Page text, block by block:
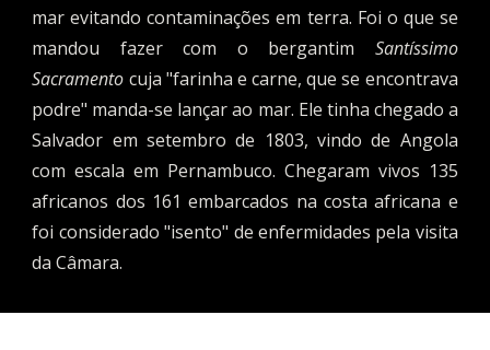
mar evitando contaminações em terra. Foi o que se
mandou fazer com o bergantim Santíssimo
Sacramento cuja "farinha e carne, que se encontrava
podre" manda-se lançar ao mar. Ele tinha chegado a
Salvador em setembro de 1803, vindo de Angola
com escala em Pernambuco. Chegaram vivos 135
africanos dos 161 embarcados na costa africana e
foi considerado "isento" de enfermidades pela visita
da Câmara.